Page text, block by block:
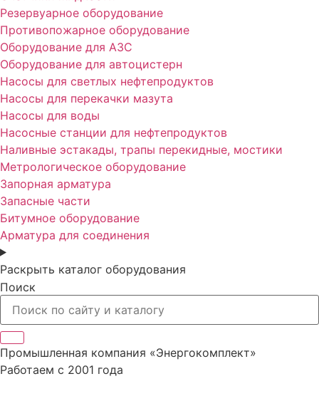
Резервуарное оборудование
Противопожарное оборудование
Оборудование для АЗС
Оборудование для автоцистерн
Насосы для светлых нефтепродуктов
Насосы для перекачки мазута
Насосы для воды
Насосные станции для нефтепродуктов
Наливные эстакады, трапы перекидные, мостики
Метрологическое оборудование
Запорная арматура
Запасные части
Битумное оборудование
Арматура для соединения
Раскрыть каталог оборудования
Поиск
Промышленная компания «Энергокомплект»
Работаем с 2001 года